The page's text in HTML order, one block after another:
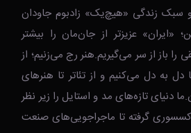
سبک زندگی‌ «هیچ‌یک» زادبوم جاودان
«ایران» عزیزتر از جان‌مان را بیشتر
باز از سر می‌گیریم.هنر رج می‌زنیم؛ از
به دل می‌کنیم و از تئاتر تا هنرهای
دنیای تازه‌های مد و استایل را زیر نظر
گرفته تا ماجراجویی‌های صنعت